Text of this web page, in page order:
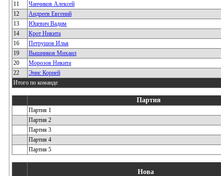
11
Чанчиков Алексей
12
Андреев Евгений
13
Юцевич Вадим
14
Крот Никита
16
Петрушов Илья
19
Вышников Михаил
20
Морозов Никита
22
Эннс Корней
Итого по команде
Партия
Партия 1
Партия 2
Партия 3
Партия 4
Партия 5
Нова